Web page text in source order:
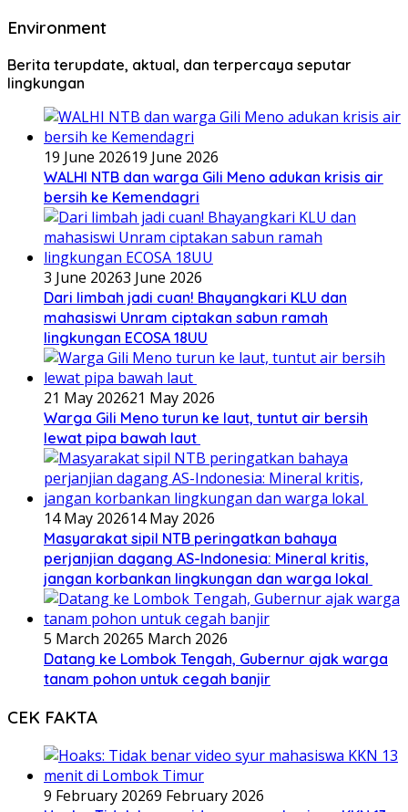
Environment
Berita terupdate, aktual, dan terpercaya seputar
lingkungan
19 June 202619 June 2026
WALHI NTB dan warga Gili Meno adukan krisis air
bersih ke Kemendagri
3 June 20263 June 2026
Dari limbah jadi cuan! Bhayangkari KLU dan
mahasiswi Unram ciptakan sabun ramah
lingkungan ECOSA 18UU
21 May 202621 May 2026
Warga Gili Meno turun ke laut, tuntut air bersih
lewat pipa bawah laut
14 May 202614 May 2026
Masyarakat sipil NTB peringatkan bahaya
perjanjian dagang AS-Indonesia: Mineral kritis,
jangan korbankan lingkungan dan warga lokal
5 March 20265 March 2026
Datang ke Lombok Tengah, Gubernur ajak warga
tanam pohon untuk cegah banjir
CEK FAKTA
9 February 20269 February 2026